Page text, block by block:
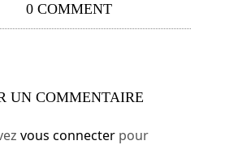
0 COMMENT
UN COMMENTAIRE
vous connecter pour